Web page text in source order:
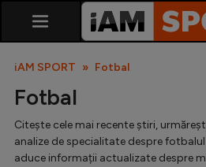
iAM SPORT Fotbal
Fotbal
Citește cele mai recente știri,
analize de specialitate despre
aduce informații actualizate despre